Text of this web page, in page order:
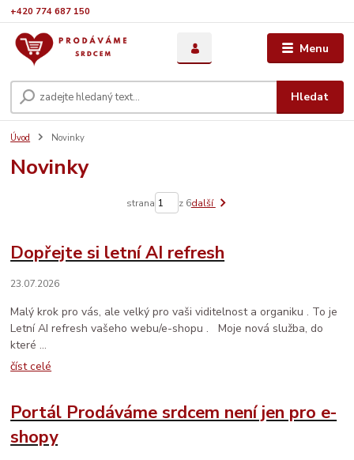
Menu
Hledat
+420 774 687 150
Úvod Novinky
Novinky
strana z 6další
Dopřejte si letní AI refresh
23.07.2026
Malý krok pro vás, ale velký pro vaši viditelnost a organiku . To je
Letní AI refresh vašeho webu/e-shopu . Moje nová služba, do
které ...
číst celé
Portál Prodáváme srdcem není jen pro e-
shopy